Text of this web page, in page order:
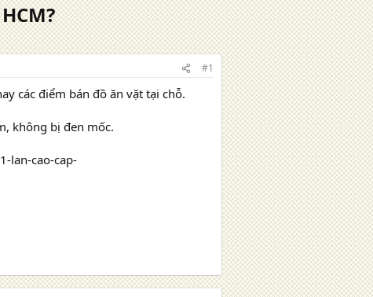
#1
các điểm bán đồ ăn vặt tại chỗ.
không bị đen mốc.